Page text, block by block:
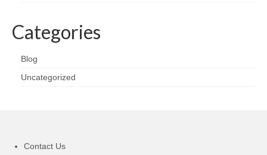
Categories
Blog
Uncategorized
Contact Us